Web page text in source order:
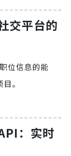
交平台的
位信息的能
。
：实时